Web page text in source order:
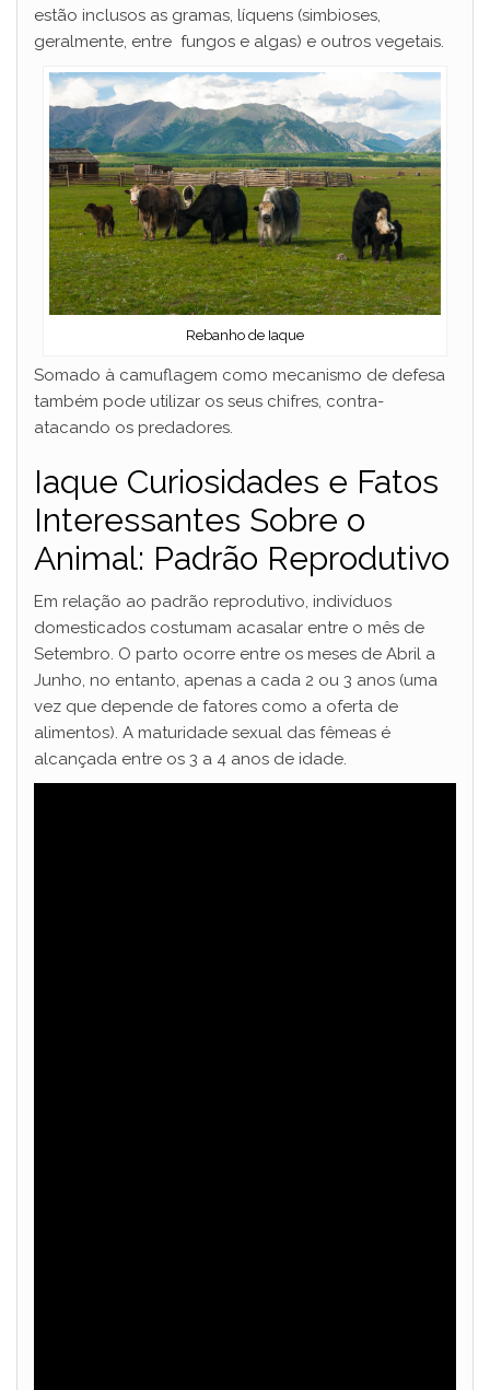
estão inclusos as gramas, líquens (simbioses,
geralmente, entre fungos e algas) e outros vegetais.
Rebanho de Iaque
Somado à camuflagem como mecanismo de defesa
também pode utilizar os seus chifres, contra-
atacando os predadores.
Iaque Curiosidades e Fatos
Interessantes Sobre o
Animal: Padrão Reprodutivo
Em relação ao padrão reprodutivo, indivíduos
domesticados costumam acasalar entre o mês de
Setembro. O parto ocorre entre os meses de Abril a
Junho, no entanto, apenas a cada 2 ou 3 anos (uma
vez que depende de fatores como a oferta de
alimentos). A maturidade sexual das fêmeas é
alcançada entre os 3 a 4 anos de idade.